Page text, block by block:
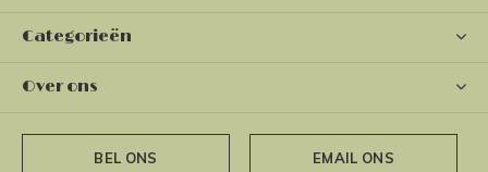
Categorieën
Over ons
BEL ONS EMAIL ONS